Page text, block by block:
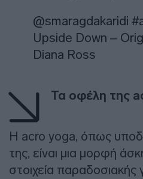
@smaragdakaridi
Upside Down –
Diana Ross
Τα οφέλη της
Η acro yoga, όπως
της, είναι μια μορφή
στοιχεία παραδοσιακής